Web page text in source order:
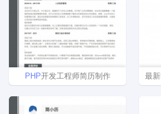
PHP开发工程师简历制作 最新